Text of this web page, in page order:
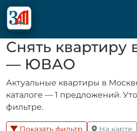
Снять квартиру
— ЮВАО
Актуальные квартиры в
каталоге — 1 предложений.
фильтре.
Показать фильтр На карте